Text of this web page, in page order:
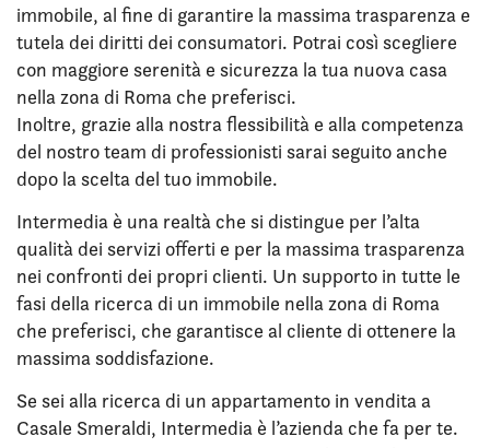
immobile, al fine di garantire la massima trasparenza e
tutela dei diritti dei consumatori. Potrai così scegliere
con maggiore serenità e sicurezza la tua nuova casa
nella zona di Roma che preferisci.
Inoltre, grazie alla nostra flessibilità e alla competenza
del nostro team di professionisti sarai seguito anche
dopo la scelta del tuo immobile.
Intermedia è una realtà che si distingue per l’alta
qualità dei servizi offerti e per la massima trasparenza
nei confronti dei propri clienti. Un supporto in tutte le
fasi della ricerca di un immobile nella zona di Roma
che preferisci, che garantisce al cliente di ottenere la
massima soddisfazione.
Se sei alla ricerca di un appartamento in vendita a
Casale Smeraldi, Intermedia è l’azienda che fa per te.